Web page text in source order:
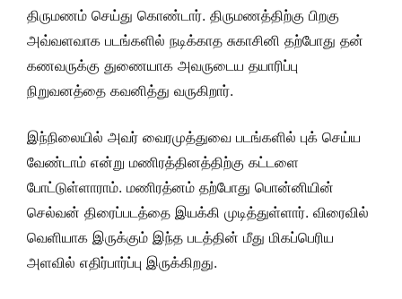
திருமணம் செய்து கொண்டார். திருமணத்திற்கு பிறகு
அவ்வளவாக படங்களில் நடிக்காத சுகாசினி தற்போது தன்
கணவருக்கு துணையாக அவருடைய தயாரிப்பு
நிறுவனத்தை கவனித்து வருகிறார்.
இந்நிலையில் அவர் வைரமுத்துவை படங்களில் புக் செய்ய
வேண்டாம் என்று மணிரத்தினத்திற்கு கட்டளை
போட்டுள்ளாராம். மணிரத்னம் தற்போது பொன்னியின்
செல்வன் திரைப்படத்தை இயக்கி முடித்துள்ளார். விரைவில்
வெளியாக இருக்கும் இந்த படத்தின் மீது மிகப்பெரிய
அளவில் எதிர்பார்ப்பு இருக்கிறது.